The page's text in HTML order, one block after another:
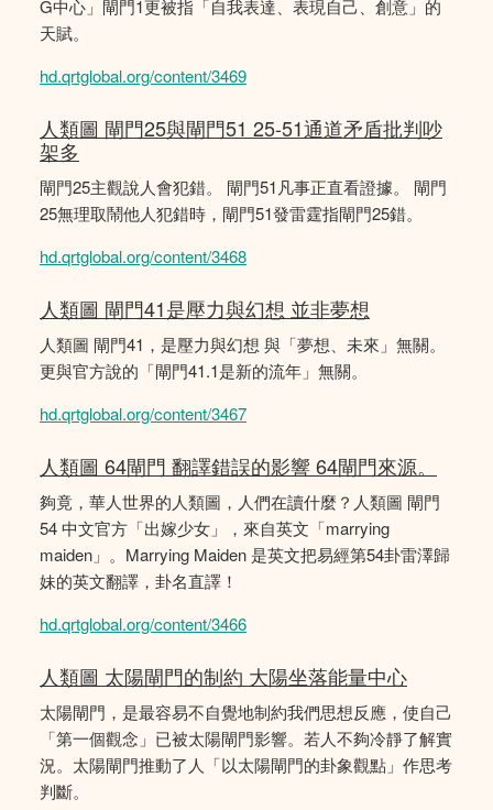
G中心」閘門1更被指「自我表達、表現自己、創意」的
天賦。
hd.qrtglobal.org/content/3469
人類圖 閘門25與閘門51 25-51通道矛盾批判吵
架多
閘門25主觀說人會犯錯。 閘門51凡事正直看證據。 閘門
25無理取鬧他人犯錯時，閘門51發雷霆指閘門25錯。
hd.qrtglobal.org/content/3468
人類圖 閘門41是壓力與幻想 並非夢想
人類圖 閘門41，是壓力與幻想 與「夢想、未來」無關。
更與官方說的「閘門41.1是新的流年」無關。
hd.qrtglobal.org/content/3467
人類圖 64閘門 翻譯錯誤的影響 64閘門來源。
夠竟，華人世界的人類圖，人們在讀什麼？人類圖 閘門
54 中文官方「出嫁少女」，來自英文「marrying
maiden」。Marrying Maiden 是英文把易經第54卦雷澤歸
妹的英文翻譯，卦名直譯！
hd.qrtglobal.org/content/3466
人類圖 太陽閘門的制約 大陽坐落能量中心
太陽閘門，是最容易不自覺地制約我們思想反應，使自己
「第一個觀念」已被太陽閘門影響。若人不夠冷靜了解實
況。太陽閘門推動了人「以太陽閘門的卦象觀點」作思考
判斷。